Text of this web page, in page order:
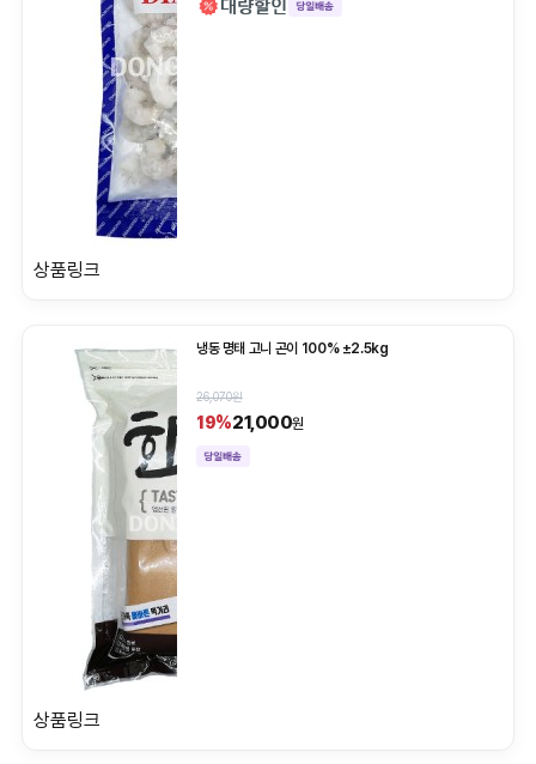
상품링크
냉동 명태 고니 곤이 100% ±2.5kg
26,070원
19%21,000원
상품링크